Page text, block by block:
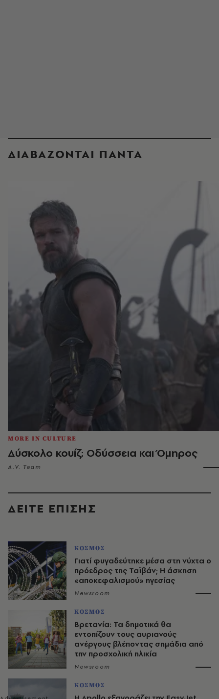
ΔΙΑΒΑΖΟΝΤΑΙ ΠΑΝΤΑ
MORE IN CULTURE
Δύσκολο κουίζ: Οδύσσεια και Όμηρος
A.V. Team
ΔΕΙΤΕ ΕΠΙΣΗΣ
ΚΟΣΜΟΣ
Γιατί φυγαδεύτηκε μέσα στη νύχτα ο
πρόεδρος της Ταϊβάν; Η άσκηση
«αποκεφαλισμού» ηγεσίας
Newsroom
ΚΟΣΜΟΣ
Βρετανία: Τα δημοτικά θα
εντοπίζουν τους αυριανούς
ανέργους βλέποντας σημάδια από
την προσχολική ηλικία
Newsroom
ΚΟΣΜΟΣ